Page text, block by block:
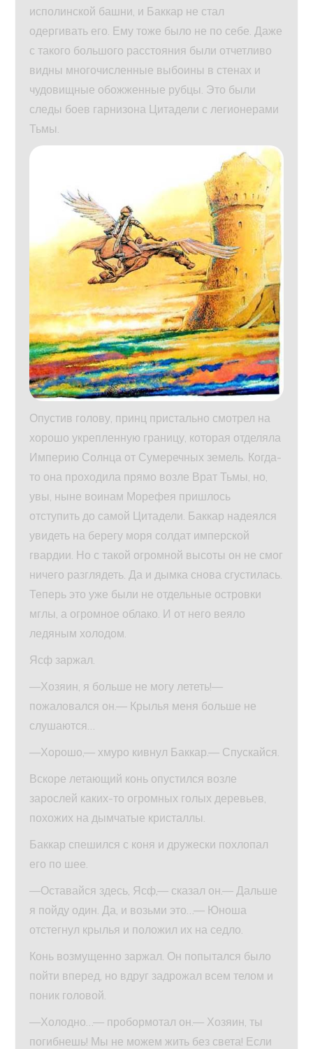
исполинской башни, и Баккар не стал
одергивать его. Ему тоже было не по себе. Даже
с такого большого расстояния были отчетливо
видны многочисленные выбоины в стенах и
чудовищные обожженные рубцы. Это были
следы боев гарнизона Цитадели с легионерами
Тьмы.
Опустив голову, принц пристально смотрел на
хорошо укрепленную границу, которая отделяла
Империю Солнца от Сумеречных земель. Когда-
то она проходила прямо возле Врат Тьмы, но,
увы, ныне воинам Морефея пришлось
отступить до самой Цитадели. Баккар надеялся
увидеть на берегу моря солдат имперской
гвардии. Но с такой огромной высоты он не смог
ничего разглядеть. Да и дымка снова сгустилась.
Теперь это уже были не отдельные островки
мглы, а огромное облако. И от него веяло
ледяным холодом.
Ясф заржал.
—Хозяин, я больше не могу лететь!—
пожаловался он.— Крылья меня больше не
слушаются…
—Хорошо,— хмуро кивнул Баккар.— Спускайся.
Вскоре летающий конь опустился возле
зарослей каких-то огромных голых деревьев,
похожих на дымчатые кристаллы.
Баккар спешился с коня и дружески похлопал
его по шее.
—Оставайся здесь, Ясф,— сказал он.— Дальше
я пойду один. Да, и возьми это…— Юноша
отстегнул крылья и положил их на седло.
Конь возмущенно заржал. Он попытался было
пойти вперед, но вдруг задрожал всем телом и
поник головой.
—Холодно…— пробормотал он.— Хозяин, ты
погибнешь! Мы не можем жить без света! Если